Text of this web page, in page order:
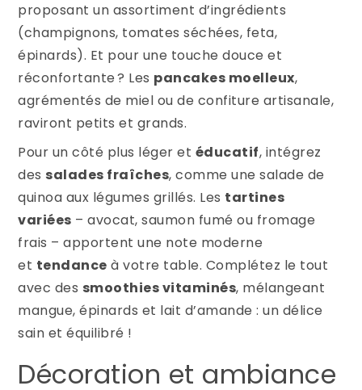
proposant un assortiment d’ingrédients
(champignons, tomates séchées, feta,
épinards). Et pour une touche douce et
réconfortante ? Les pancakes moelleux,
agrémentés de miel ou de confiture artisanale,
raviront petits et grands.
Pour un côté plus léger et éducatif, intégrez
des salades fraîches, comme une salade de
quinoa aux légumes grillés. Les tartines
variées – avocat, saumon fumé ou fromage
frais – apportent une note moderne
et tendance à votre table. Complétez le tout
avec des smoothies vitaminés, mélangeant
mangue, épinards et lait d’amande : un délice
sain et équilibré !
Décoration et ambiance